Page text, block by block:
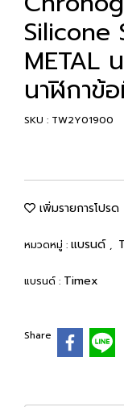
Silicone
METAL
นาฬิกาข้
SKU : TW2Y01900
เพิ่มรายการโปรด
หมวดหมู่ : แบรนด์ ,
แบรนด์ : Timex
Share